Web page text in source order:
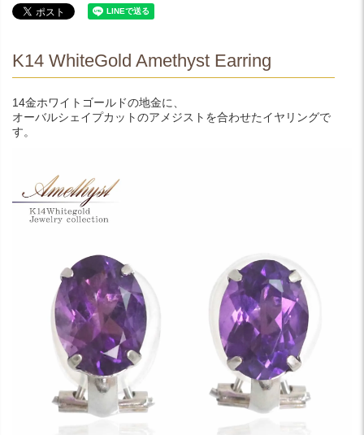
K14 WhiteGold Amethyst Earring
14金ホワイトゴールドの地金に、
オーバルシェイプカットのアメジストを合わせたイヤリングで
す。